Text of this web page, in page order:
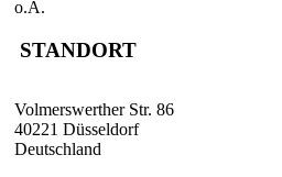
o.A.
STANDORT
Volmerswerther Str. 86
40221 Düsseldorf
Deutschland